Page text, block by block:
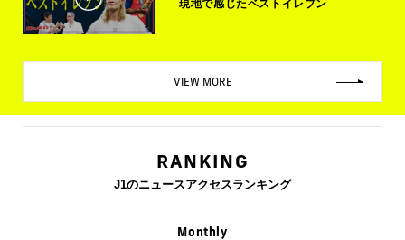
現地で感じたベストイレブン
VIEW MORE
RANKING
J1のニュースアクセスランキング
Monthly